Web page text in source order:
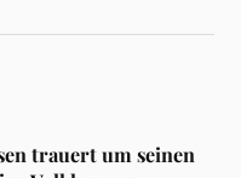
trauert um seinen